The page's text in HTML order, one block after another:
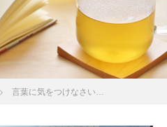
言葉に気をつけなさい…